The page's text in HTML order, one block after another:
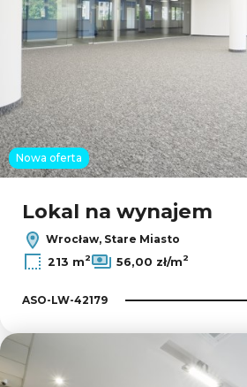
Leaflet|© OpenMapTiles
Nowa oferta
Lokal na wynajem
Wrocław, Stare Miasto
213 m2 56,00 zł/m2
ASO-LW-42179